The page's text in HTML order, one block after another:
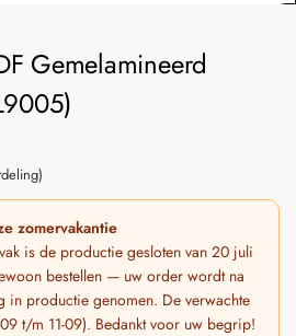
Gemelamineerd
zomervakantie
is de productie gesloten van 20 juli
bestellen — uw order wordt na
in productie genomen. De verwachte
t/m 11-09). Bedankt voor uw begrip!